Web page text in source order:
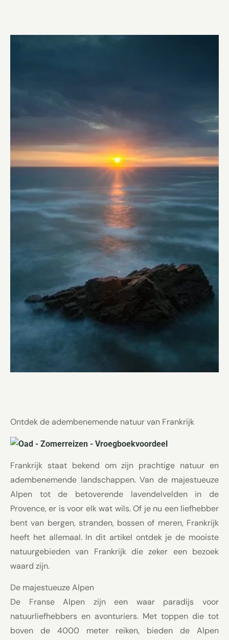
Ontdek de adembenemende natuur van Frankrijk
Frankrijk staat bekend om zijn prachtige natuur en
adembenemende landschappen. Van de majestueuze
Alpen tot de betoverende lavendelvelden in de
Provence, er is voor elk wat wils. Of je nu een liefhebber
bent van bergen, stranden, bossen of meren, Frankrijk
heeft het allemaal. In dit artikel ontdek je de mooiste
natuurgebieden van Frankrijk die zeker een bezoek
waard zijn.
De majestueuze Alpen
De Franse Alpen zijn een waar paradijs voor
natuurliefhebbers en avonturiers. Met toppen die tot
boven de 4000 meter reiken, bieden de Alpen